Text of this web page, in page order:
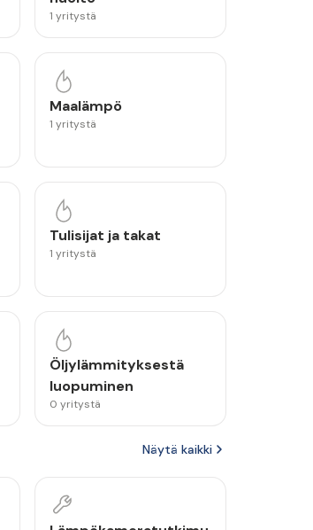
1 yritystä
Maalämpö
1 yritystä
Tulisijat ja takat
1 yritystä
Öljylämmityksestä
luopuminen
0 yritystä
Näytä kaikki